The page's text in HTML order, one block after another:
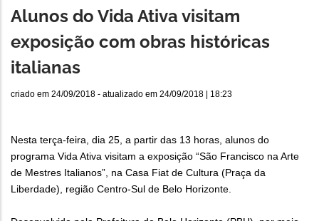
Alunos do Vida Ativa visitam
exposição com obras históricas
italianas
criado em 24/09/2018 - atualizado em 24/09/2018 | 18:23
Nesta terça-feira, dia 25, a partir das 13 horas, alunos do
programa Vida Ativa visitam a exposição “São Francisco na Arte
de Mestres Italianos”, na Casa Fiat de Cultura (Praça da
Liberdade), região Centro-Sul de Belo Horizonte.